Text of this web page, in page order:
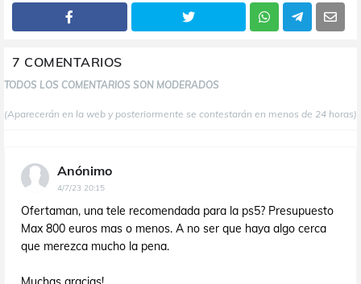
7 COMENTARIOS
TODOS LOS COMENTARIOS SON MODERADOS
(Aparecerán en la web y posteriormente se contestarán en menos de 24 horas)
Anónimo
4/7/23 20:15
Ofertaman, una tele recomendada para la ps5? Presupuesto
Max 800 euros mas o menos. A no ser que haya algo cerca
que merezca mucho la pena.